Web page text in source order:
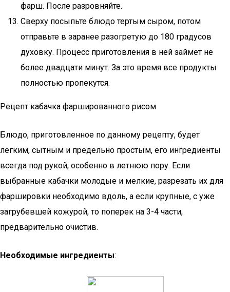
фарш. После разровняйте.
Сверху посыпьте блюдо тертым сыром, потом
отправьте в заранее разогретую до 180 градусов
духовку. Процесс приготовления в ней займет не
более двадцати минут. За это время все продукты
полностью пропекутся.
Рецепт кабачка фаршированного рисом
Блюдо, приготовленное по данному рецепту, будет
легким, сытным и предельно простым, его ингредиенты
всегда под рукой, особенно в летнюю пору. Если
выбранные кабачки молодые и мелкие, разрезать их для
фаршировки необходимо вдоль, а если крупные, с уже
загрубевшей кожурой, то поперек на 3-4 части,
предварительно очистив.
Необходимые ингредиенты: